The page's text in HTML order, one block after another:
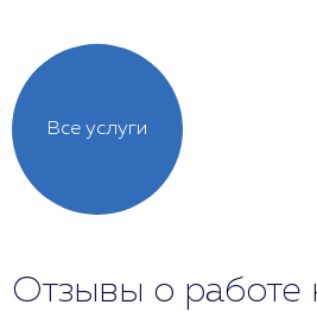
Все услуги
Отзывы о работе